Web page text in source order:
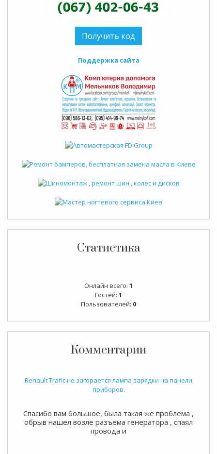
Поддержка сайта
Статистика
Онлайн всего: 1
Гостей: 1
Пользователей: 0
Комментарии
Renault Trafic не загорается лампа зарядки на панели
приборов.
Спасибо вам большое, была такая же проблема ,
обрыв нашел возле разъема генератора , спаял
провода и